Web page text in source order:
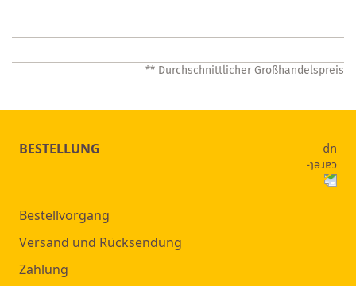
** Durchschnittlicher Großhandelspreis
BESTELLUNG
Bestellvorgang
Versand und Rücksendung
Zahlung